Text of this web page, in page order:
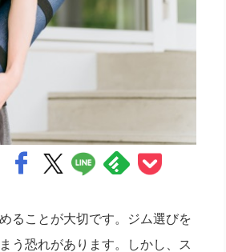
ることが大切です。ジム選びを
う恐れがあります。しかし、ス